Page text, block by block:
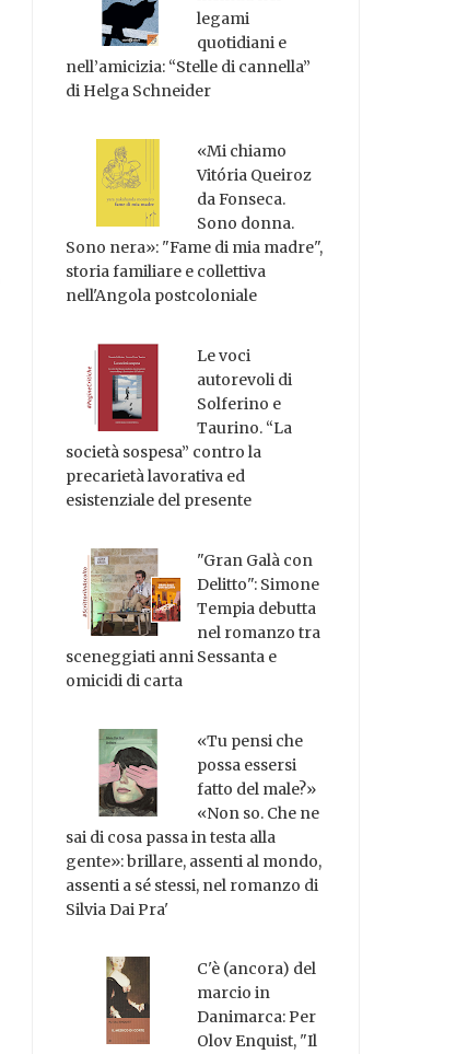
legami
quotidiani e
nell’amicizia: “Stelle di cannella”
di Helga Schneider
«Mi chiamo
Vitória Queiroz
da Fonseca.
Sono donna.
Sono nera»: "Fame di mia madre",
storia familiare e collettiva
nell'Angola postcoloniale
Le voci
autorevoli di
Solferino e
Taurino. “La
società sospesa” contro la
precarietà lavorativa ed
esistenziale del presente
"Gran Galà con
Delitto": Simone
Tempia debutta
nel romanzo tra
sceneggiati anni Sessanta e
omicidi di carta
«Tu pensi che
possa essersi
fatto del male?»
«Non so. Che ne
sai di cosa passa in testa alla
gente»: brillare, assenti al mondo,
assenti a sé stessi, nel romanzo di
Silvia Dai Pra'
C'è (ancora) del
marcio in
Danimarca: Per
Olov Enquist, "Il